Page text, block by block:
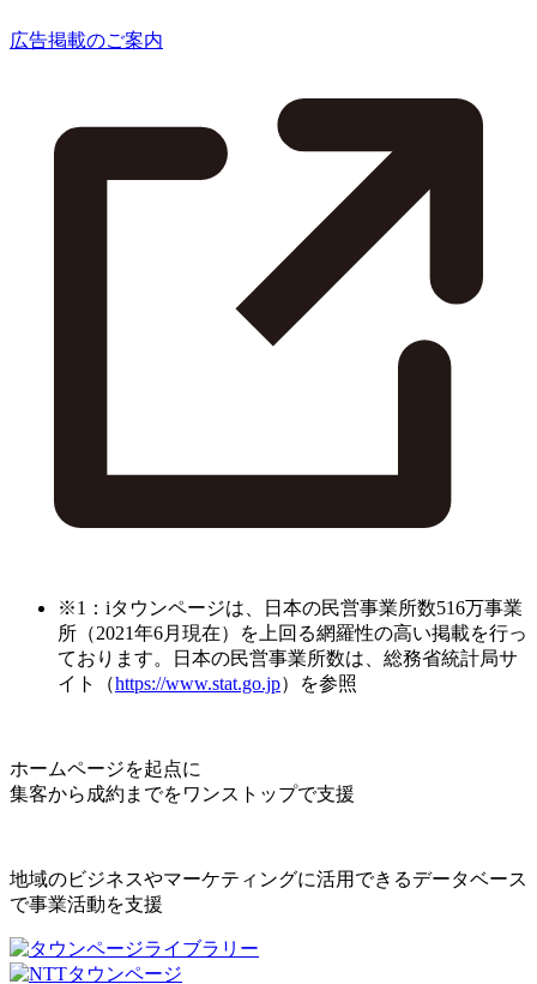
広告掲載のご案内
※1：iタウンページは、日本の民営事業所数516万事業
所（2021年6月現在）を上回る網羅性の高い掲載を行っ
ております。日本の民営事業所数は、総務省統計局サ
イト（https://www.stat.go.jp）を参照
ホームページを起点に
集客から成約までをワンストップで支援
地域のビジネスやマーケティングに活用できるデータベース
で事業活動を支援